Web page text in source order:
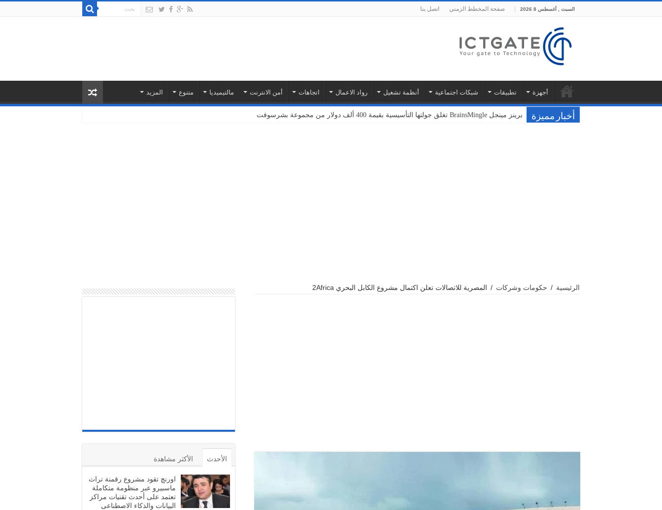
السبت , أغسطس 8 2026 صفحة المخطط الزمني اتصل بنا
أجهزة تطبيقات شبكات اجتماعية أنظمة تشغيل رواد الاعمال اتجاهات أمن الانترنت مالتيميديا متنوع المزيد
أخبار مميزة برينز مينجل BrainsMingle تغلق جولتها التأسيسية بقيمة 400 ألف دولار من مجموعة بشرسوفت
فودافون ونوكيا تختبران سحابة أمازون ويب سيرفيسز لتوسيع نطاق خدمات إنترنت الأشياء
الرئيسية / حكومات وشركات / المصرية للاتصالات تعلن اكتمال مشروع الكابل البحري 2Africa
الأحدث الأكثر مشاهدة
اورنچ تقود مشروع رقمنة تراث
ماسبيرو عبر منظومة متكاملة
تعتمد على أحدث تقنيات مراكز
البيانات والذكاء الاصطناعى